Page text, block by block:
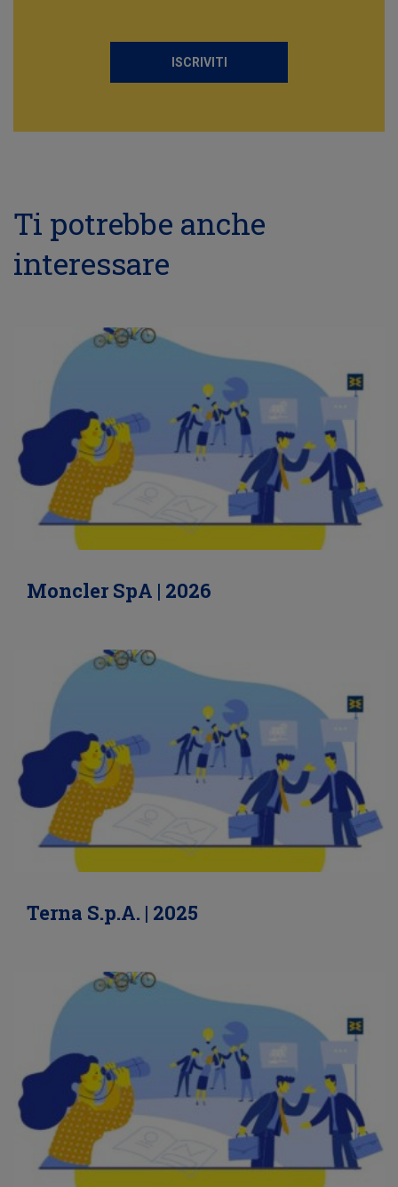
ISCRIVITI
Ti potrebbe anche
interessare
Moncler SpA | 2026
Terna S.p.A. | 2025